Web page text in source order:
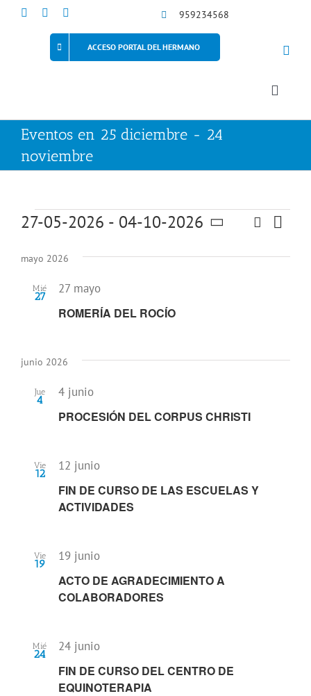
Saltar
959234568
ACCESO PORTAL DEL HERMANO
Toggle
Eventos en 25 diciembre - 24
noviembre
Eventos
de
Eventos
Buscar
Lista
27-05-2026 - 04-10-2026
fecha.
mayo 2026
Mié
27
ROMERÍA DEL ROCÍO
27 mayo
junio 2026
Jue
4
PROCESIÓN DEL CORPUS CHRISTI
4 junio
Vie
12
FIN DE CURSO DE LAS ESCUELAS Y
ACTIVIDADES
12 junio
Vie
19
ACTO DE AGRADECIMIENTO A
COLABORADORES
19 junio
Mié
24
FIN DE CURSO DEL CENTRO DE
EQUINOTERAPIA
24 junio